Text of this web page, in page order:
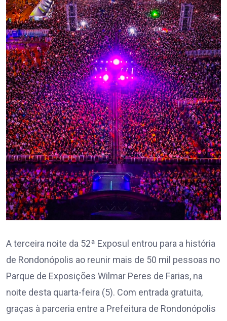
A terceira noite da 52ª Exposul entrou para a história
de Rondonópolis ao reunir mais de 50 mil pessoas no
Parque de Exposições Wilmar Peres de Farias, na
noite desta quarta-feira (5). Com entrada gratuita,
graças à parceria entre a Prefeitura de Rondonópolis